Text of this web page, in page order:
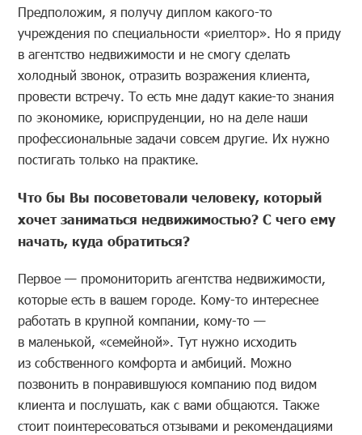
Предположим, я получу диплом какого-то
учреждения по специальности «риелтор». Но я приду
в агентство недвижимости и не смогу сделать
холодный звонок, отразить возражения клиента,
провести встречу. То есть мне дадут какие-то знания
по экономике, юриспруденции, но на деле наши
профессиональные задачи совсем другие. Их нужно
постигать только на практике.
Что бы Вы посоветовали человеку, который
хочет заниматься недвижимостью? С чего ему
начать, куда обратиться?
Первое — промониторить агентства недвижимости,
которые есть в вашем городе. Кому-то интереснее
работать в крупной компании, кому-то —
в маленькой, «семейной». Тут нужно исходить
из собственного комфорта и амбиций. Можно
позвонить в понравившуюся компанию под видом
клиента и послушать, как с вами общаются. Также
стоит поинтересоваться отзывами и рекомендациями